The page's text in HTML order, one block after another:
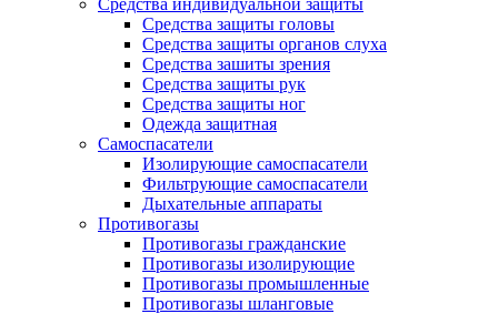
Средства индивидуальной защиты
Средства защиты головы
Средства защиты органов слуха
Средства зашиты зрения
Средства защиты рук
Средства защиты ног
Одежда защитная
Самоспасатели
Изолирующие самоспасатели
Фильтрующие самоспасатели
Дыхательные аппараты
Противогазы
Противогазы гражданские
Противогазы изолирующие
Противогазы промышленные
Противогазы шланговые